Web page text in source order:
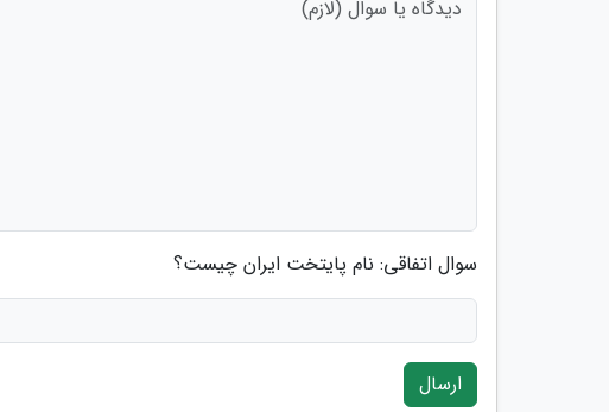
سوال اتفاقی: نام پایتخت ایران چیست؟
ارسال